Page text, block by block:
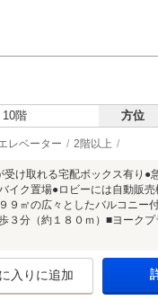
10階 方位
レベーター 2階以上
け取れる宅配ボックス有り●
イク置場●ロビーには自動販売
９㎡の広々としたバルコニー
３分（約１８０ｍ）■ヨーク
入りに追加